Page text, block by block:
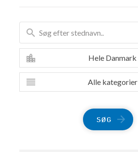
Hele Danmark
Alle kategorier
SØG